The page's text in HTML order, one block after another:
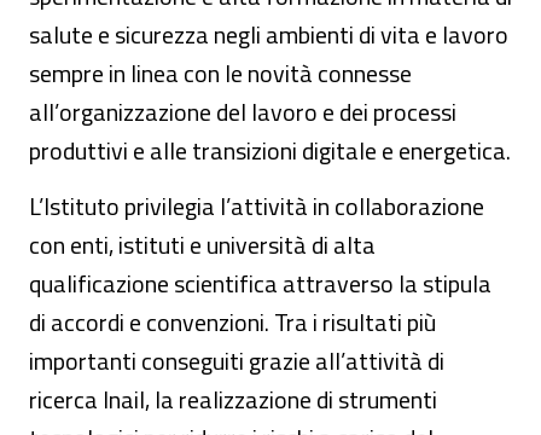
salute e sicurezza negli ambienti di vita e lavoro
sempre in linea con le novità connesse
all’organizzazione del lavoro e dei processi
produttivi e alle transizioni digitale e energetica.
L’Istituto privilegia l’attività in collaborazione
con enti, istituti e università di alta
qualificazione scientifica attraverso la stipula
di accordi e convenzioni. Tra i risultati più
importanti conseguiti grazie all’attività di
ricerca Inail, la realizzazione di strumenti